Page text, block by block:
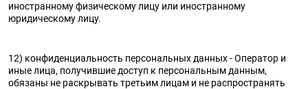
иностранному физическому лицу или иностранному
юридическому лицу.
12) конфиденциальность персональных данных - Оператор и
иные лица, получившие доступ к персональным данным,
обязаны не раскрывать третьим лицам и не распространять